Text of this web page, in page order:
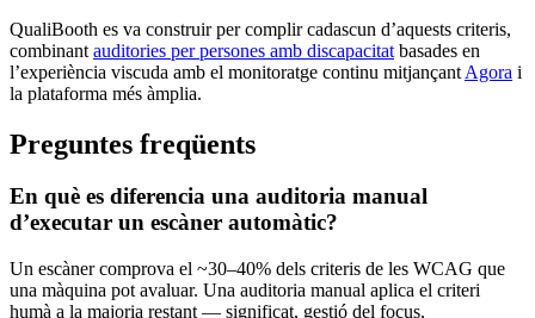
QualiBooth es va construir per complir cadascun d’aquests criteris,
combinant auditories per persones amb discapacitat basades en
l’experiència viscuda amb el monitoratge continu mitjançant Agora i
la plataforma més àmplia.
Preguntes freqüents
En què es diferencia una auditoria manual
d’executar un escàner automàtic?
Un escàner comprova el ~30–40% dels criteris de les WCAG que
una màquina pot avaluar. Una auditoria manual aplica el criteri
humà a la majoria restant — significat, gestió del focus,